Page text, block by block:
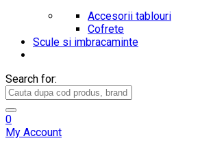
Accesorii tablouri
Cofrete
Scule si imbracaminte
Search for:
0
My Account